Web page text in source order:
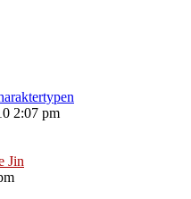
2:07 pm
Jin